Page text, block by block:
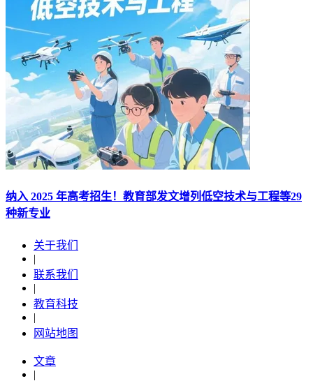
纳入 2025 年高考招生！教育部发文增列低空技术与工程等29
种新专业
关于我们
|
联系我们
|
教育科技
|
网站地图
文章
|